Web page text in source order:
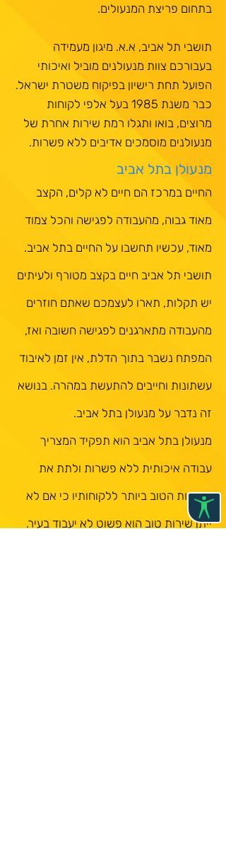
בתחום פריצת המנעולים.
תושבי תל אביב, א.א. מיגון מעמידה
בעבורכם צוות מנעולנים מוביל ואיכותי
הפועל תחת רישיון בפיקוח משטרת ישראל.
כבר משנת 1985 בעל אלפי לקוחות
מרוצים, בואו ותגלו רמת שירות אחרת של
מנעולנים מוסמכים אדיבים ללא פשרות.
מנעולן בתל אביב
החיים במרכז הם חיים לא קלים, הקצב
מאוד גבוה, מהעבודה לפגישה והכל צמוד
מאוד, עכשיו תחשבו על החיים בתל אביב.
תושבי תל אביב חיים בקצב מטורף ולעיתים
יש תקלות, תארו לעצמכם שאתם חוזרים
מהעבודה מתארגנים לפגישה חשובה ואז,
המפתח נשבר בתוך הדלת, אין זמן לאיבוד
עשתונות וחייבים להתעשת במהרה. בנושא
זה נדבר על מנעולן בתל אביב.
מנעולן בתל אביב הוא תפקיד המצריך
עבודה איכותית ללא פשרות ולתת את
השירות הטוב ביותר ללקוחותיו כי אם לא
ייתן שירות טוב הוא פשוט לא יעבוד בעיר.